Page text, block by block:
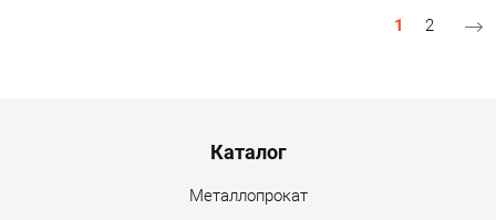
Текущая
1 Страница
2
Каталог
Металлопрокат